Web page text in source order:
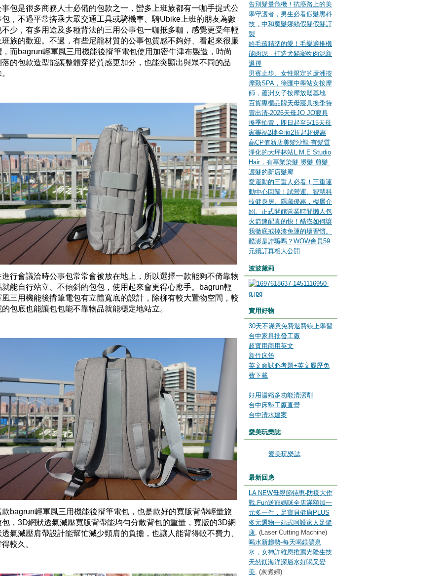
事包是很多商務人士必備的包款之一，蠻多上班族都有一咖手提式公
包，不過平常搭乘大眾交通工具或騎機車、騎Ubike上班的朋友為數
不少，有多用途及多種背法的三用公事包一咖抵多咖，感覺更受年輕
班族的歡迎。不過，有些尼龍材質的公事包質感不夠好、看起來很廉
，而bagrun輕軍風三用機能後揹筆電包使用加密牛津布製造，時尚
落的包款造型能讓整體穿搭質感更加分，也能突顯出與眾不同的品
進行會議洽時公事包常常會被放在地上，所以選擇一款能夠不倚靠物
就能自行站立、不傾斜的包包，使用起來會更得心應手。bagrun輕
風三用機能後揹筆電包有立體寬底的設計，除柳有較大置物空間，較
的包底也能讓包包能不靠物品就能穩定地站立。
款bagrun輕軍風三用機能後揹筆電包，也是款好的寬版背帶輕量旅
包，3D網狀透氣減壓寬版背帶能均勻分散背包的重量，寬版的3D網
透氣減壓肩帶設計能幫忙減少頸肩的負擔，也讓人能背得較不費力、
較久。
告別髮量危機！抗癌路上的美
學守護者，男生必看假髮黑科
技，中和魔髮娜絲假髮假髮訂
製
給毛孩精準的愛！毛樂適推機
能肉泥 打造犬貓寵物肉泥新
選擇
男賓止步、女性限定的蘆洲按
摩勤SPA，徐匯中學站女按摩
師，蘆洲女子按摩放鬆基地
百貨專櫃品牌天母寢具換季特
賣出清-2026天母JO JO寢具
換季拍賣，即日起至5/15天母
家樂福2樓全面2折起超優惠
高CP值新店美髮沙龍-有髮質
淨化的大坪林站L.M.E Studio
Hair，有專業染髮.燙髮.剪髮.
護髮的新店髮廊
愛運動的三重人必看！三重運
動中心回歸！試營運、智慧科
技健身房、隱藏優惠，樓層介
紹、正式開館營業時間懶人包
火箭速配真的快！酷澎如何讓
我徹底戒掉湊免運的壞習慣。
酷澎是詐騙嗎？WOW會員59
元續訂真相大公開
波波黛莉
實用好物
30天不滿意免費退費線上學習
台中家具批發工廠
超實用商用英文
新竹床墊
英文面試必考題+英文履歷免
費下載
好用濃縮多功能清潔劑
台中床墊工廠直營
台中清水建案
愛美玩樂誌
愛美玩樂誌
最新回應
LA NEW母親節特惠-防疫大作
戰.Fun送寵媽咪全店滿額加一
元多一件，足寶貝健康PLUS
多元選物一站式呵護家人足健
康, (Laser Cutting Machine)
喝水新趨勢-每天喝鎂礦泉
水，女神許維恩推薦光隆生技
天然鎂海洋深層水好喝又變
美, (灰煮婦)